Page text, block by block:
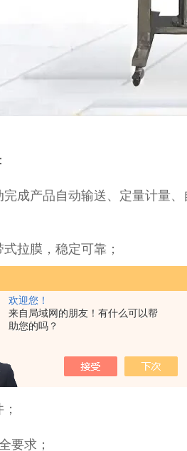
欢迎您！
来自局域网的朋友！有什么可以帮
助您的吗？
成产品自动输送、定量计量
拉膜，稳定可靠；
踪定位印刷光标，包装有色
控制面板上轻松设定、调整
全简单，维护方便；
温度偏差±1°C；
要求；